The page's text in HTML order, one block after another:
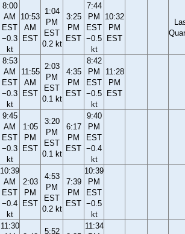
8:00
AM
EST
−0.3
kt
10:53
AM
EST
1:04
PM
EST
0.2 kt
3:25
PM
EST
7:44
PM
EST
−0.5
kt
10:32
PM
EST
8:53
AM
EST
−0.3
kt
11:55
AM
EST
2:03
PM
EST
0.1 kt
4:35
PM
EST
8:42
PM
EST
−0.5
kt
11:28
PM
EST
9:45
AM
EST
−0.3
kt
1:05
PM
EST
3:20
PM
EST
0.1 kt
6:17
PM
EST
9:40
PM
EST
−0.4
kt
10:39
AM
EST
−0.4
kt
2:03
PM
EST
4:53
PM
EST
0.2 kt
7:39
PM
EST
10:39
PM
EST
−0.5
kt
11:30
5:52
11:34